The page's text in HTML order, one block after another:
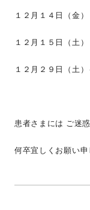
１２月１４日（金
１２月１５日（土
１２月２９日（土
患者さまには ご迷
何卒宜しくお願い申